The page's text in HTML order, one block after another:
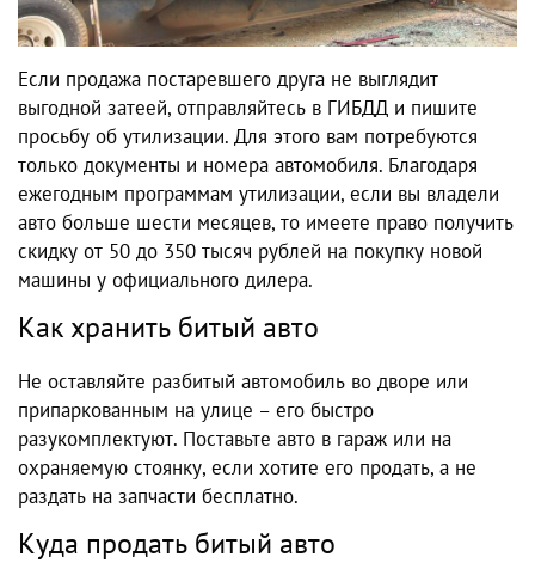
Если продажа постаревшего друга не выглядит
выгодной затеей, отправляйтесь в ГИБДД и пишите
просьбу об утилизации. Для этого вам потребуются
только документы и номера автомобиля. Благодаря
ежегодным программам утилизации, если вы владели
авто больше шести месяцев, то имеете право получить
скидку от 50 до 350 тысяч рублей на покупку новой
машины у официального дилера.
Как хранить битый авто
Не оставляйте разбитый автомобиль во дворе или
припаркованным на улице – его быстро
разукомплектуют. Поставьте авто в гараж или на
охраняемую стоянку, если хотите его продать, а не
раздать на запчасти бесплатно.
Куда продать битый авто